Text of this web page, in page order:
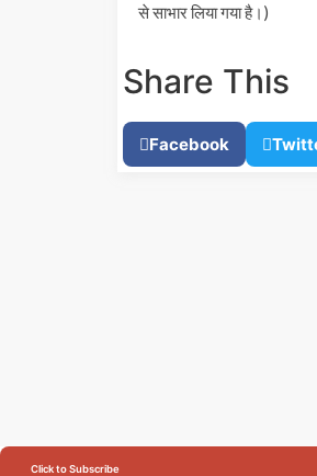
से साभार लिया गया है।)
Share This
Facebook
Click to Subscribe